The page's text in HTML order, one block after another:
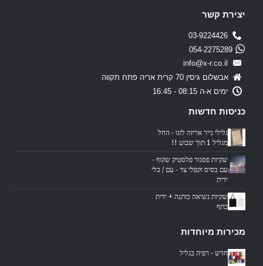
יצירת קשר
054-2275289
אבשלום גיסין 70 קרית אריה פתח תקווה
ימים א-ה 08:15 - 16:45
כניסות חדשות
גלילי נייר אריזה לוגו - החל
מגליל 1 תוך שבוע !!
שקיות פסגור פלסטיק שקוף -
עם בסיס וקפלי צד - עם / בלי
ידית
שקיות נשיאה כותנה + ידית
כתף
מכירות מיוחדות
חדש - רפיה בגליל